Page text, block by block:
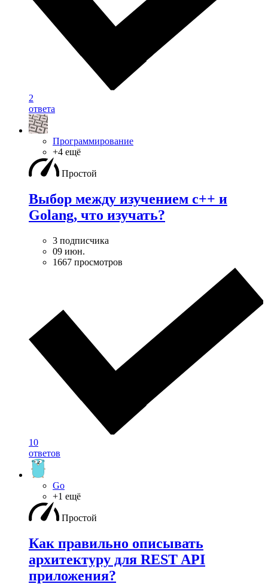
2
ответа
Программирование
+4 ещё
Простой
Выбор между изучением c++ и
Golang, что изучать?
3 подписчика
09 июн.
1667 просмотров
10
ответов
Go
+1 ещё
Простой
Как правильно описывать
архитектуру для REST API
приложения?